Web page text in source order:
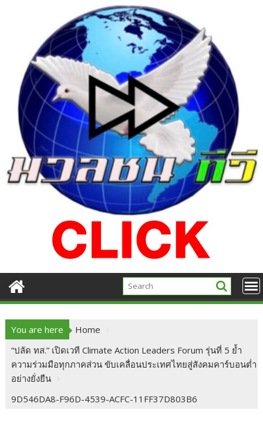
You are here
Home
“ปลัด ทส.” เปิดเวที Climate Action Leaders Forum รุ่นที่ 5 ย้ำ
ความร่วมมือทุกภาคส่วน ขับเคลื่อนประเทศไทยสู่สังคมคาร์บอนต่ำ
อย่างยั่งยืน
9D546DA8-F96D-4539-ACFC-11FF37D803B6